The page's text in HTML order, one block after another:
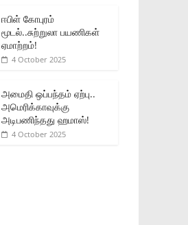
ஈபிள் கோபுரம்
மூடல்..சுற்றுலா பயணிகள்
ஏமாற்றம்!
4 October 2025
அமைதி ஒப்பந்தம் ஏற்பு..
அமெரிக்காவுக்கு
அடிபணிந்தது ஹமாஸ்!
4 October 2025